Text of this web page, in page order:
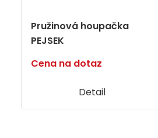
Pružinová houpačka
PEJSEK
Cena na dotaz
Detail